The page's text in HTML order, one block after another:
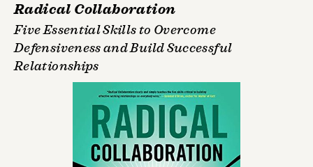
Radical Collaboration
Five Essential Skills to Overcome
Defensiveness and Build Successful
Relationships